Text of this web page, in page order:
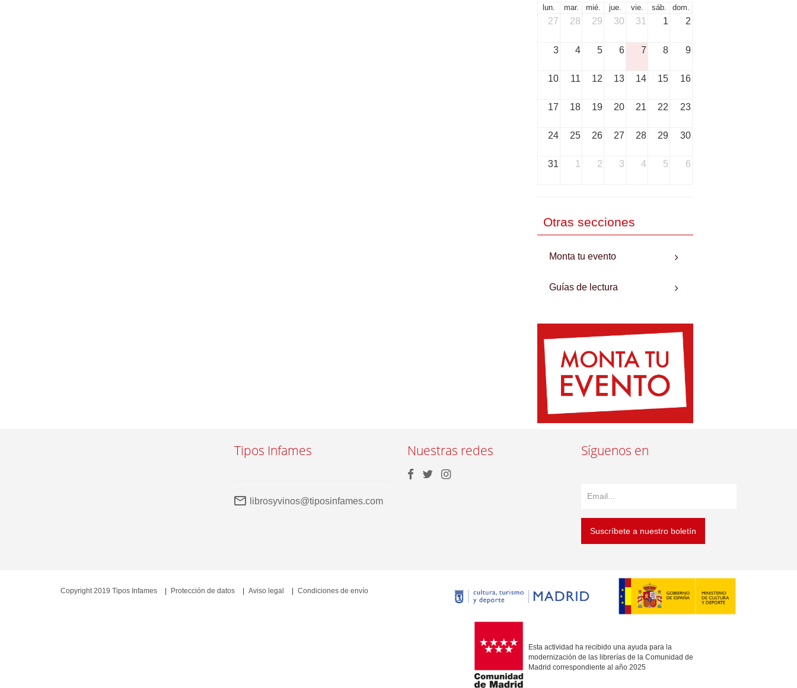
lun. mar. mié. jue. vie. sáb. dom.
27 28 29 30 31 1 2
3 4 5 6 7 8 9
10 11 12 13 14 15 16
17 18 19 20 21 22 23
24 25 26 27 28 29 30
31 1 2 3 4 5 6
Otras secciones
Monta tu evento
Guías de lectura
Tipos Infames
librosyvinos@tiposinfames.com
Nuestras redes Síguenos en
Suscríbete a nuestro boletín
Esta actividad ha recibido una ayuda para la
modernización de las librerías de la Comunidad de
Madrid correspondiente al año 2025
Copyright 2019 Tipos Infames Protección de datos Aviso legal Condiciones de envío